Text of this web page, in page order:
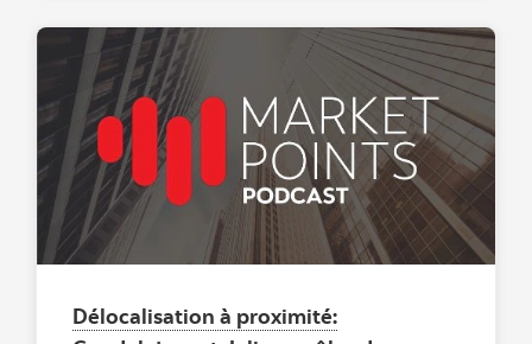
Délocalisation à proximité: